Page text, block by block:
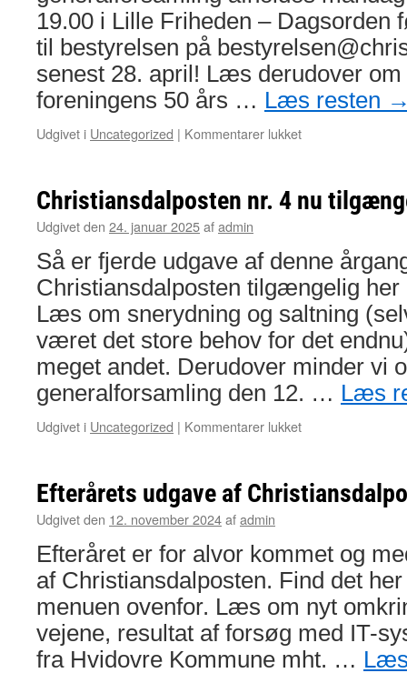
19.00 i Lille Friheden – Dagsorden
til bestyrelsen på
senest 28. april! Læs derudover
foreningens 50 års … Læs resten
Udgivet i Uncategorized | Kommentarer lukkettil
Christiansdalposten nr. 4 nu
Udgivet den 24. januar 2025afadmin
Så er fjerde udgave af denne
Christiansdalposten tilgængelig her
Læs om snerydning og saltning
været det store behov for det
meget andet. Derudover minder vi
generalforsamling den 12. … Læs
Udgivet i Uncategorized | Kommentarer lukkettil
nu
Efterårets udgave af
Udgivet den 12. november 2024afadmin
Efteråret er for alvor kommet og
af Christiansdalposten. Find det
menuen ovenfor. Læs om nyt
vejene, resultat af forsøg med IT-
fra Hvidovre Kommune mht. …